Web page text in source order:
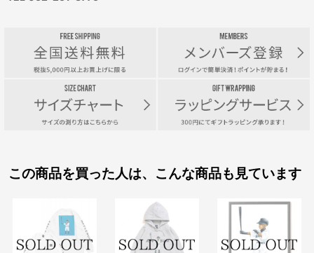
この商品を買った人は、こんな商品も見ています